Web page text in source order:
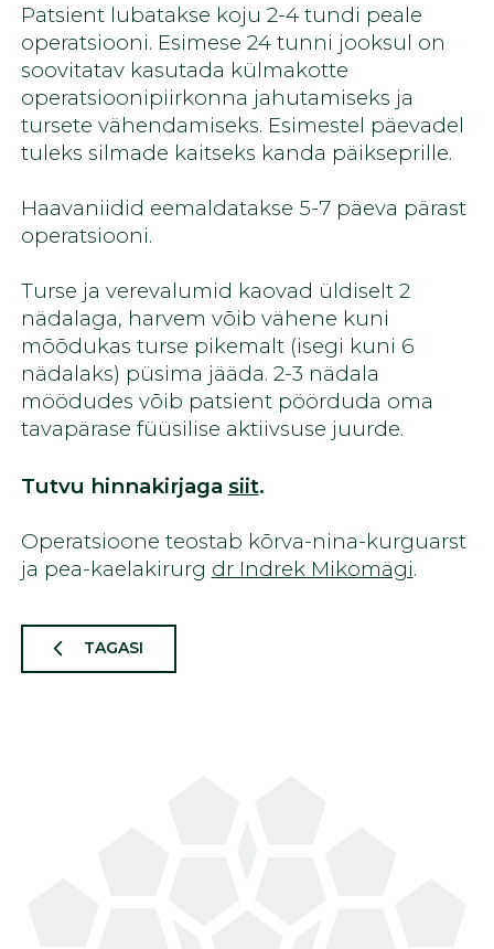
Patsient lubatakse koju 2-4 tundi peale
operatsiooni. Esimese 24 tunni jooksul on
soovitatav kasutada külmakotte
operatsioonipiirkonna jahutamiseks ja
tursete vähendamiseks. Esimestel päevadel
tuleks silmade kaitseks kanda päikseprille.
Haavaniidid eemaldatakse 5-7 päeva pärast
operatsiooni.
Turse ja verevalumid kaovad üldiselt 2
nädalaga, harvem võib vähene kuni
mõõdukas turse pikemalt (isegi kuni 6
nädalaks) püsima jääda. 2-3 nädala
möödudes võib patsient pöörduda oma
tavapärase füüsilise aktiivsuse juurde.
Tutvu hinnakirjaga siit.
Operatsioone teostab kõrva-nina-kurguarst
ja pea-kaelakirurg dr Indrek Mikomägi.
TAGASI